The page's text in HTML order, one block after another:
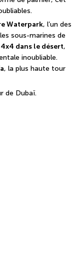
Waterpark, l’un des
dans le désert,
inoubliable.
, la plus haute tour
de Dubaï.